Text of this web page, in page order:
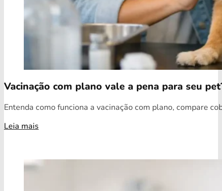
Vacinação com plano vale a pena para seu
Entenda como funciona a vacinação com plano, compare
Leia mais